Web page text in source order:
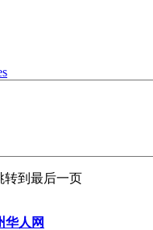
转到最后一页
华人网